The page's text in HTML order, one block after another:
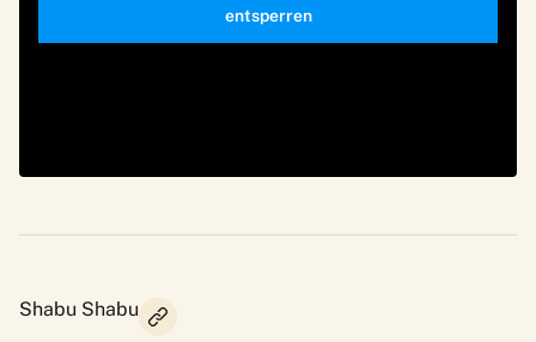
entsperren
Shabu Shabu